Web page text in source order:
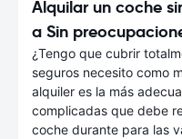
Alquilar un coche
a Sin
¿Tengo que cubrir
seguros necesito como
alquiler es la más
complicadas que debe
coche durante para las